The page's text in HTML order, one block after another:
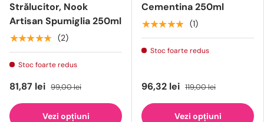
Strălucitor, Nook
Artisan Spumiglia 250ml
★★★★★ (2)
Stoc foarte redus
81,87 lei 99,00 lei
Vezi opțiuni
Cementina 250ml
★★★★★ (1)
Stoc foarte redus
96,32 lei 119,00 lei
Vezi opțiuni